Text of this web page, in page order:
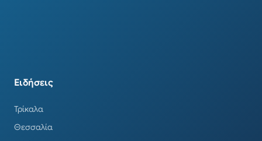
Ειδήσεις
Τρίκαλα
Θεσσαλία